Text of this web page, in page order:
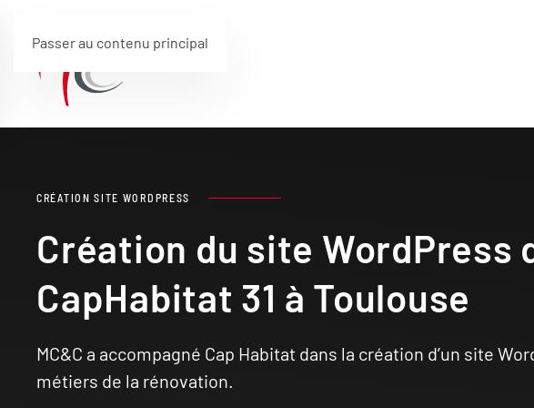
Passer au contenu principal
CRÉATION SITE WORDPRESS
Création du site WordPress
CapHabitat 31 à Toulouse
MC&C a accompagné Cap Habitat dans la création d’un site
métiers de la rénovation.